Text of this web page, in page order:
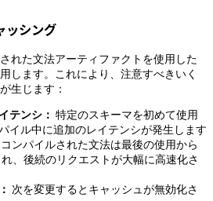
ッシング
れた文法アーティファクトを使用した
します。これにより、注意すべきいく
生じます：
テンシ： 特定のスキーマを初めて使用
イル中に追加のレイテンシが発生します
コンパイルされた文法は最後の使用から
、後続のリクエストが大幅に高速化さ
次を変更するとキャッシュが無効化さ